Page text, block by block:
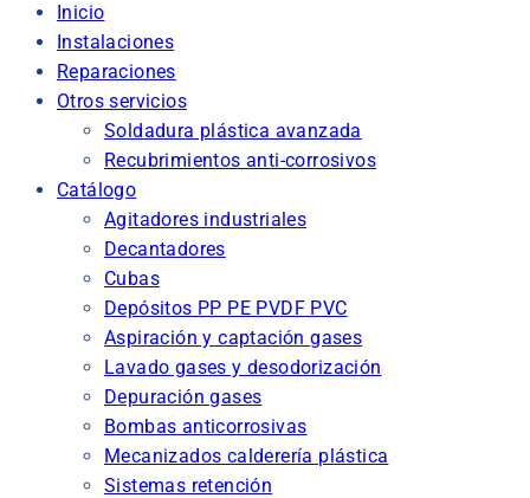
Inicio
Instalaciones
Reparaciones
Otros servicios
Soldadura plástica avanzada
Recubrimientos anti-corrosivos
Catálogo
Agitadores industriales
Decantadores
Cubas
Depósitos PP PE PVDF PVC
Aspiración y captación gases
Lavado gases y desodorización
Depuración gases
Bombas anticorrosivas
Mecanizados calderería plástica
Sistemas retención